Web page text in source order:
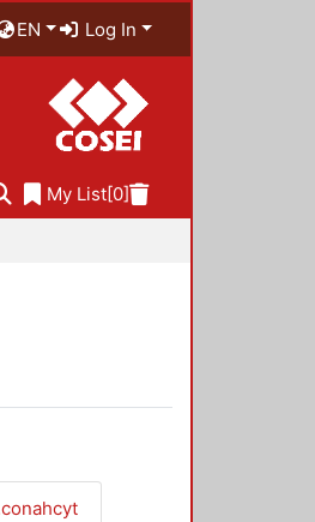
EN Log In
My List[0]